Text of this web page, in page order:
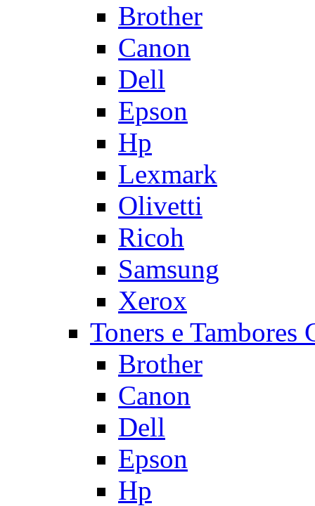
Brother
Canon
Dell
Epson
Hp
Lexmark
Olivetti
Ricoh
Samsung
Xerox
Toners e
Brother
Canon
Dell
Epson
Hp